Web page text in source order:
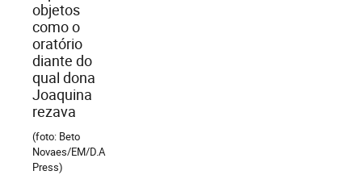
objetos
como o
oratório
diante do
qual dona
Joaquina
rezava
(foto: Beto
Novaes/EM/D.A
Press)